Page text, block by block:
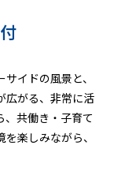
イドの風景と、
広がる、非常に活
、共働き・子育て
楽しみながら、